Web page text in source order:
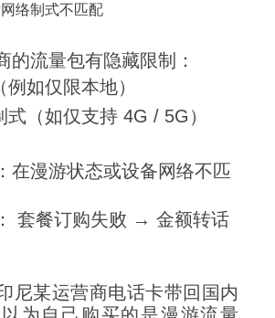
络制式不匹配
的流量包有隐藏限制：
如仅限本地）
式（如仅支持 4G / 5G）
在漫游状态或设备网络不匹
套餐订购失败 → 金额转话
尼某运营商电话卡带回国内